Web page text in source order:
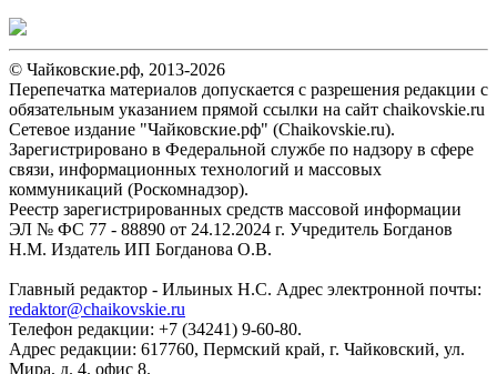
© Чайковские.рф, 2013-2026
Перепечатка материалов допускается с разрешения редакции с
обязательным указанием прямой ссылки на сайт chaikovskie.ru
Сетевое издание "Чайковские.рф" (Chaikovskie.ru).
Зарегистрировано в Федеральной службе по надзору в сфере
связи, информационных технологий и массовых
коммуникаций (Роскомнадзор).
Реестр зарегистрированных средств массовой информации
ЭЛ № ФС 77 - 88890 от 24.12.2024 г. Учредитель Богданов
Н.М. Издатель ИП Богданова О.В.
Главный редактор - Ильиных Н.С. Адрес электронной почты:
redaktor@chaikovskie.ru
Телефон редакции: +7 (34241) 9-60-80.
Адрес редакции: 617760, Пермский край, г. Чайковский, ул.
Мира, д. 4. офис 8.